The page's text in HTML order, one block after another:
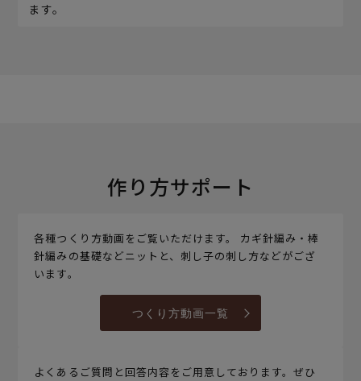
ます。
作り方サポート
各種つくり方動画をご覧いただけます。 カギ針編み・棒
針編みの基礎などニットと、刺し子の刺し方などがござ
います。
つくり方動画一覧
よくあるご質問と回答内容をご用意しております。ぜひ